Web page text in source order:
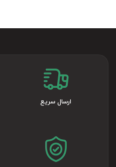
ارسال سریع